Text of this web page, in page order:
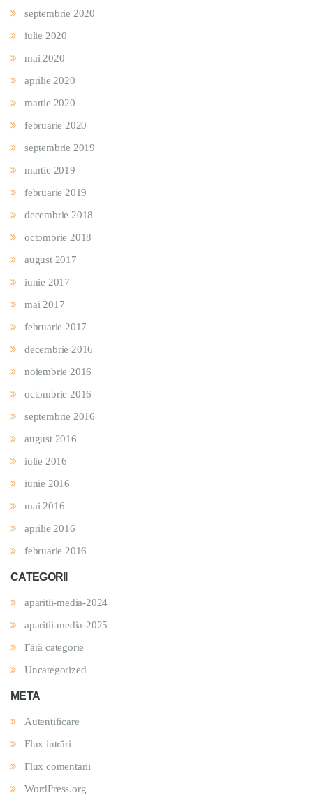
septembrie 2020
iulie 2020
mai 2020
aprilie 2020
martie 2020
februarie 2020
septembrie 2019
martie 2019
februarie 2019
decembrie 2018
octombrie 2018
august 2017
iunie 2017
mai 2017
februarie 2017
decembrie 2016
noiembrie 2016
octombrie 2016
septembrie 2016
august 2016
iulie 2016
iunie 2016
mai 2016
aprilie 2016
februarie 2016
CATEGORII
aparitii-media-2024
aparitii-media-2025
Fără categorie
Uncategorized
META
Autentificare
Flux intrări
Flux comentarii
WordPress.org